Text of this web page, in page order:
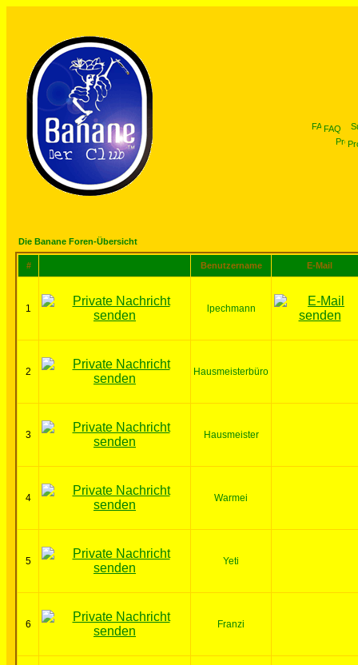
FAQ
Die Banane Foren-Übersicht
# Benutzername E-Mail
1 lpechmann
2 Hausmeisterbüro
3 Hausmeister
4 Warmei
5 Yeti
6 Franzi